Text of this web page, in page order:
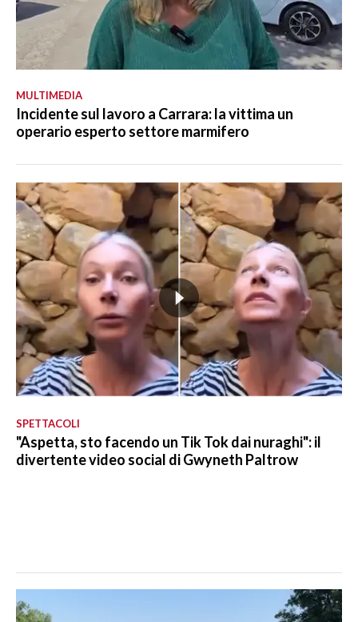
MULTIMEDIA
Incidente sul lavoro a Carrara: la vittima un
operario esperto settore marmifero
SPETTACOLI
"Aspetta, sto facendo un Tik Tok dai nuraghi": il
divertente video social di Gwyneth Paltrow